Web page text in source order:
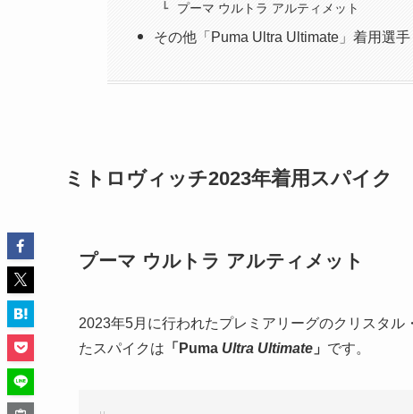
プーマ ウルトラ アルティメット
その他「Puma Ultra Ultimate」着用選手
ミトロヴィッチ2023年着用スパイク
プーマ ウルトラ アルティメット
2023年5月に行われたプレミアリーグのクリスタ
たスパイクは 「Puma Ultra Ultimate 」 です。